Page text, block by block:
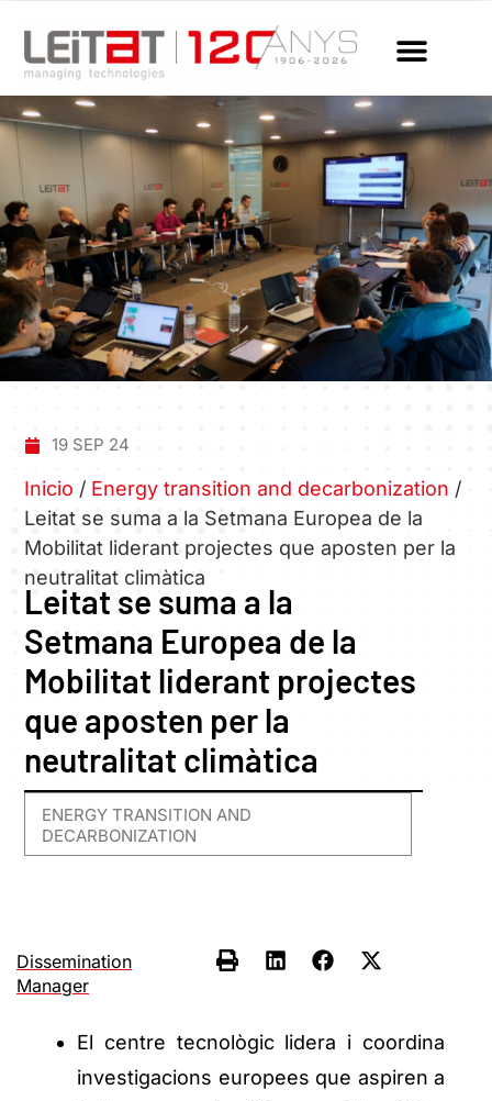
19 SEP 24
Inicio / Energy transition and decarbonization /
Leitat se suma a la Setmana Europea de la
Mobilitat liderant projectes que aposten per la
neutralitat climàtica
Leitat se suma a la
Setmana Europea de la
Mobilitat liderant projectes
que aposten per la
neutralitat climàtica
ENERGY TRANSITION AND
DECARBONIZATION
Dissemination
Manager
El centre tecnològic lidera i coordina
investigacions europees que aspiren a